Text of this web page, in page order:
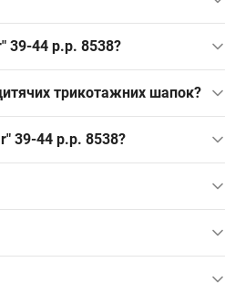
39-44 р.р. 8538?
трикотажних шапок?
39-44 р.р. 8538?